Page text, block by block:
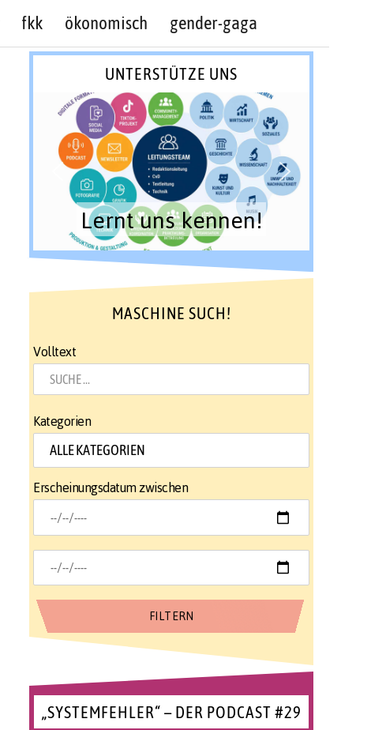
fkk ökonomisch gender-gaga
UNTERSTÜTZE UNS
Lernt uns kennen!
MASCHINE SUCH!
Volltext
Kategorien
Erscheinungsdatum zwischen
„SYSTEMFEHLER“ – DER PODCAST #29